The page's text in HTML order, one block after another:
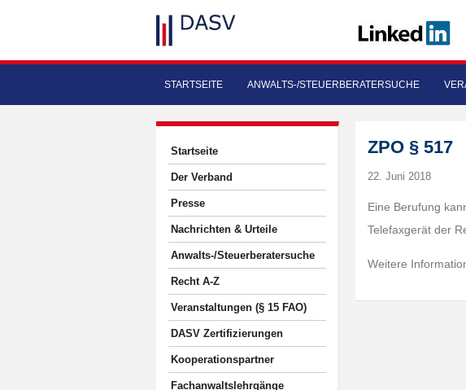
STARTSEITE ANWALTS-/STEUERBERATERSUCHE
Startseite
Der Verband
Presse
Nachrichten & Urteile
Anwalts-/Steuerberatersuche
Recht A-Z
Veranstaltungen (§ 15 FAO)
DASV Zertifizierungen
Kooperationspartner
Fachanwaltslehrgänge
ZPO § 517
22. Juni 2018
Eine Berufung
Telefaxgerät der
Weitere